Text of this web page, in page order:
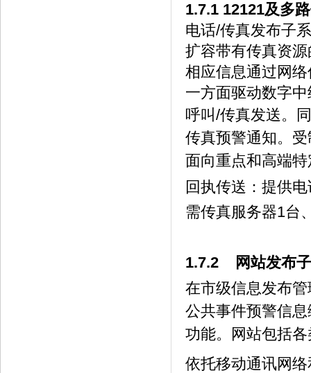
1.7.1 12121及多
电话/传真发布子
扩容带有传真资
相应信息通过网
一方面驱动数字
呼叫/传真发送。
传真预警通知。
面向重点和高端
回执传送：提供
需传真服务器1台
1.7.2 网站发布子
在市级信息发布
公共事件预警信
功能。网站包括
依托移动通讯网